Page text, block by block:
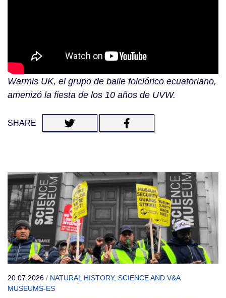
Warmis UK, el grupo de baile folclórico ecuatoriano,
amenizó la fiesta de los 10 años de UVW.
SHARE
20.07.2026 / NATURAL HISTORY, SCIENCE AND V&A
MUSEUMS-ES